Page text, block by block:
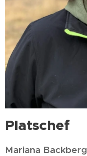
Platschef
Mariana Backberg